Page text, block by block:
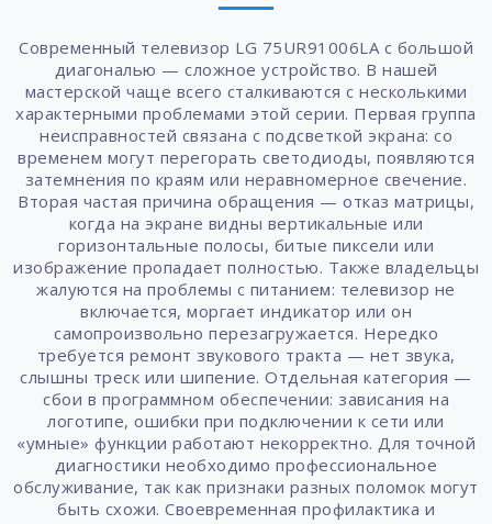
Современный телевизор LG 75UR91006LA с большой
диагональю — сложное устройство. В нашей
мастерской чаще всего сталкиваются с несколькими
характерными проблемами этой серии. Первая группа
неисправностей связана с подсветкой экрана: со
временем могут перегорать светодиоды, появляются
затемнения по краям или неравномерное свечение.
Вторая частая причина обращения — отказ матрицы,
когда на экране видны вертикальные или
горизонтальные полосы, битые пиксели или
изображение пропадает полностью. Также владельцы
жалуются на проблемы с питанием: телевизор не
включается, моргает индикатор или он
самопроизвольно перезагружается. Нередко
требуется ремонт звукового тракта — нет звука,
слышны треск или шипение. Отдельная категория —
сбои в программном обеспечении: зависания на
логотипе, ошибки при подключении к сети или
«умные» функции работают некорректно. Для точной
диагностики необходимо профессиональное
обслуживание, так как признаки разных поломок могут
быть схожи. Своевременная профилактика и